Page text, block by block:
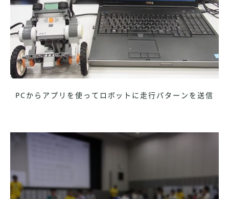
PCからアプリを使ってロボットに走行パターンを送信